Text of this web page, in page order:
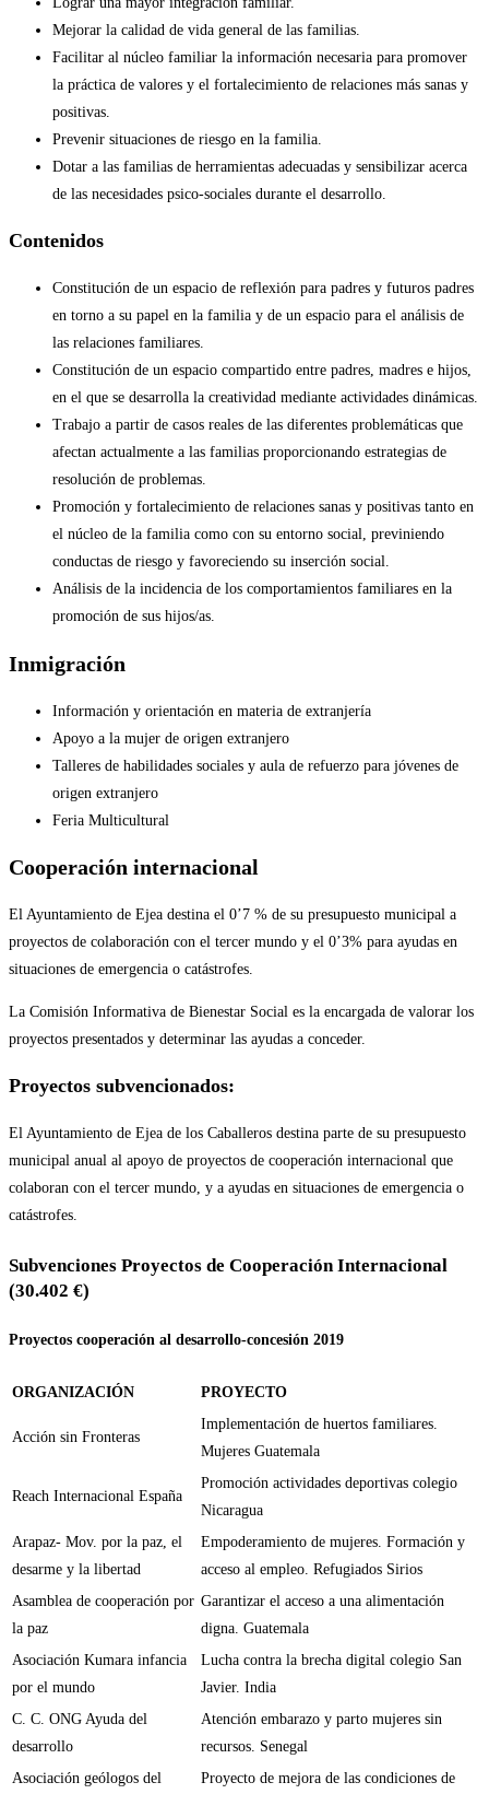
Mejorar la calidad de vida general de las familias.
Facilitar al núcleo familiar la información necesaria para promover
la práctica de valores y el fortalecimiento de relaciones más sanas y
positivas.
Prevenir situaciones de riesgo en la familia.
Dotar a las familias de herramientas adecuadas y sensibilizar acerca
de las necesidades psico-sociales durante el desarrollo.
Contenidos
Constitución de un espacio de reflexión para padres y futuros padres
en torno a su papel en la familia y de un espacio para el análisis de
las relaciones familiares.
Constitución de un espacio compartido entre padres, madres e hijos,
en el que se desarrolla la creatividad mediante actividades dinámicas.
Trabajo a partir de casos reales de las diferentes problemáticas que
afectan actualmente a las familias proporcionando estrategias de
resolución de problemas.
Promoción y fortalecimiento de relaciones sanas y positivas tanto en
el núcleo de la familia como con su entorno social, previniendo
conductas de riesgo y favoreciendo su inserción social.
Análisis de la incidencia de los comportamientos familiares en la
promoción de sus hijos/as.
Inmigración
Información y orientación en materia de extranjería
Apoyo a la mujer de origen extranjero
Talleres de habilidades sociales y aula de refuerzo para jóvenes de
origen extranjero
Feria Multicultural
Cooperación internacional
El Ayuntamiento de Ejea destina el 0’7 % de su presupuesto municipal a
proyectos de colaboración con el tercer mundo y el 0’3% para ayudas en
situaciones de emergencia o catástrofes.
La Comisión Informativa de Bienestar Social es la encargada de valorar los
proyectos presentados y determinar las ayudas a conceder.
Proyectos subvencionados:
El Ayuntamiento de Ejea de los Caballeros destina parte de su presupuesto
municipal anual al apoyo de proyectos de cooperación internacional que
colaboran con el tercer mundo, y a ayudas en situaciones de emergencia o
catástrofes.
Subvenciones Proyectos de Cooperación Internacional
(30.402 €)
Proyectos cooperación al desarrollo-concesión 2019
ORGANIZACIÓN PROYECTO
Acción sin Fronteras
Implementación de huertos familiares.
Mujeres Guatemala
Reach Internacional España
Promoción actividades deportivas colegio
Nicaragua
Arapaz- Mov. por la paz, el
desarme y la libertad
Empoderamiento de mujeres. Formación y
acceso al empleo. Refugiados Sirios
Asamblea de cooperación por
la paz
Garantizar el acceso a una alimentación
digna. Guatemala
Asociación Kumara infancia
por el mundo
Lucha contra la brecha digital colegio San
Javier. India
C. C. ONG Ayuda del
desarrollo
Atención embarazo y parto mujeres sin
recursos. Senegal
Asociación geólogos del
Proyecto de mejora de las condiciones de